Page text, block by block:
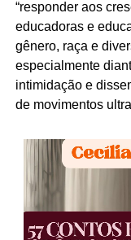
“responder aos
educadoras e
gênero, raça e
especialmente
intimidação e
de movimentos